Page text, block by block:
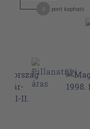
pont kapható